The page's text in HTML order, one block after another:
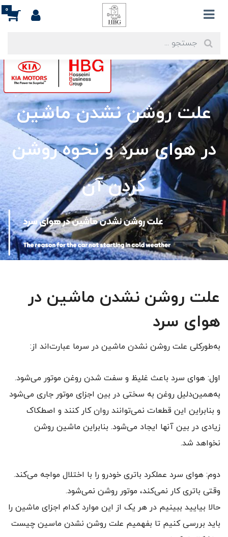
0
علت روشن نشدن ماشین
در هوای سرد و نحوه روشن
کردن آن
علت روشن نشدن ماشین در
هوای سرد
به‌طورکلی علت روشن نشدن ماشین در سرما عبارت‌اند از:
اول: هوای سرد باعث غلیظ و سفت شدن روغن موتور می‌شود.
به‌همین‌دلیل روغن به سختی در بین اجزای موتور جاری می‌شود
و بنابراین این قطعات نمی‌توانند روان کار کنند و اصطکاک
زیادی در بین آنها ایجاد می‌شود. بنابراین ماشین روشن
نخواهد شد.
دوم: هوای سرد عملکرد باتری خودرو را با اختلال مواجه می‌کند.
وقتی باتری کار نمی‌کند، موتور روشن نمی‌شود.
حالا بیایید ببینیم در هر یک از این موارد کدام اجزای ماشین را
باید بررسی کنیم تا بفهمیم علت روشن نشدن ماسین چیست